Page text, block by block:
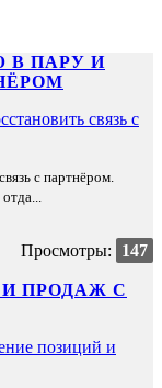
В ПАРУ И
с партнёром.
Просмотры:
147
ПРОДАЖ С